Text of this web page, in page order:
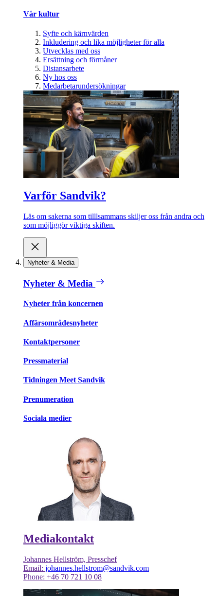
Vår kultur
Syfte och kärnvärden
Inkludering och lika möjligheter för alla
Utvecklas med oss
Ersättning och förmåner
Distansarbete
Ny hos oss
Medarbetarundersökningar
Varför Sandvik?
Läs om sakerna som tilllsammans skiljer oss från andra och
som möjliggör viktiga skiften.
Nyheter & Media
Nyheter & Media
Nyheter från koncernen
Affärsområdesnyheter
Kontaktpersoner
Pressmaterial
Tidningen Meet Sandvik
Prenumeration
Sociala medier
Mediakontakt
Johannes Hellström, Presschef
Email: johannes.hellstrom@sandvik.com
Phone: +46 70 721 10 08